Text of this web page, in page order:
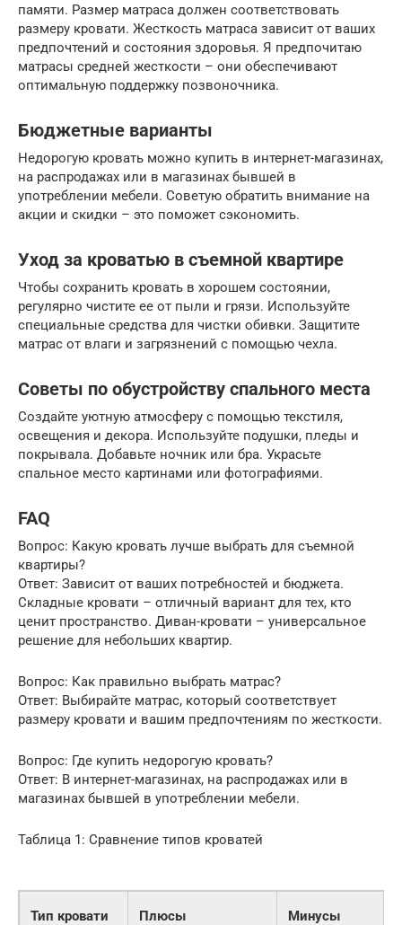
памяти. Размер матраса должен соответствовать
размеру кровати. Жесткость матраса зависит от ваших
предпочтений и состояния здоровья. Я предпочитаю
матрасы средней жесткости – они обеспечивают
оптимальную поддержку позвоночника.
Бюджетные варианты
Недорогую кровать можно купить в интернет-магазинах,
на распродажах или в магазинах бывшей в
употреблении мебели. Советую обратить внимание на
акции и скидки – это поможет сэкономить.
Уход за кроватью в съемной квартире
Чтобы сохранить кровать в хорошем состоянии,
регулярно чистите ее от пыли и грязи. Используйте
специальные средства для чистки обивки. Защитите
матрас от влаги и загрязнений с помощью чехла.
Советы по обустройству спального места
Создайте уютную атмосферу с помощью текстиля,
освещения и декора. Используйте подушки, пледы и
покрывала. Добавьте ночник или бра. Украсьте
спальное место картинами или фотографиями.
FAQ
Вопрос: Какую кровать лучше выбрать для съемной
квартиры?
Ответ: Зависит от ваших потребностей и бюджета.
Складные кровати – отличный вариант для тех, кто
ценит пространство. Диван-кровати – универсальное
решение для небольших квартир.
Вопрос: Как правильно выбрать матрас?
Ответ: Выбирайте матрас, который соответствует
размеру кровати и вашим предпочтениям по жесткости.
Вопрос: Где купить недорогую кровать?
Ответ: В интернет-магазинах, на распродажах или в
магазинах бывшей в употреблении мебели.
Таблица 1: Сравнение типов кроватей
Тип кровати Плюсы Минусы